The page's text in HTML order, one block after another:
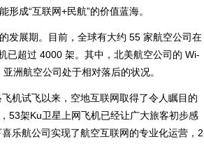
成“互联网+民航”的价值蓝海。
展期。目前，全球有大约 55 家航空公司在
已超过 4000 架。其中，北美航空公司的 Wi-
洲航空公司处于相对落后的状况。
试飞以来，空地互联网取得了令人瞩目的
53架Ku卫星上网飞机已经让广大旅客初步感
乐航公司实现了航空互联网的专业化运营，2